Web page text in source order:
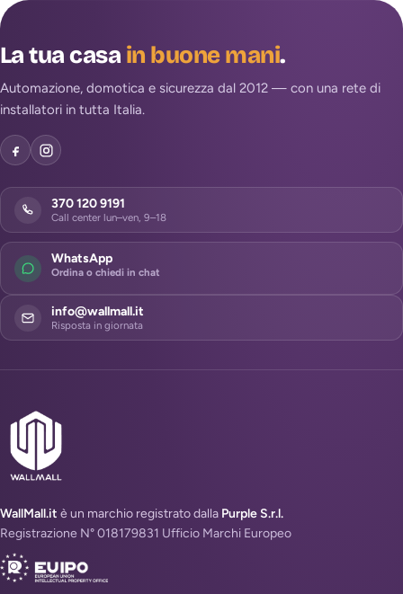
La tua casain buone mani.
Automazione, domotica e sicurezza dal 2012 — con una rete di
installatori in tutta Italia.
370 120 9191
Call center lun–ven, 9–18
WhatsApp
Ordina o chiedi in chat
info@wallmall.it
Risposta in giornata
WallMall.it è un marchio registrato dalla Purple S.r.l.
Registrazione N° 018179831 Ufficio Marchi Europeo